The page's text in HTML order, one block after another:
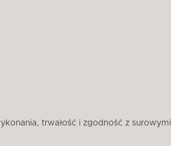
trwałość i zgodność z surowymi